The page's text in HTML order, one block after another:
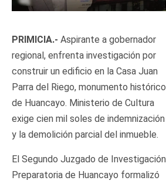
PRIMICIA.- Aspirante a gobernador
regional, enfrenta investigación por
construir un edificio en la Casa Juan
Parra del Riego, monumento histórico
de Huancayo. Ministerio de Cultura
exige cien mil soles de indemnización
y la demolición parcial del inmueble.
El Segundo Juzgado de Investigación
Preparatoria de Huancayo formalizó